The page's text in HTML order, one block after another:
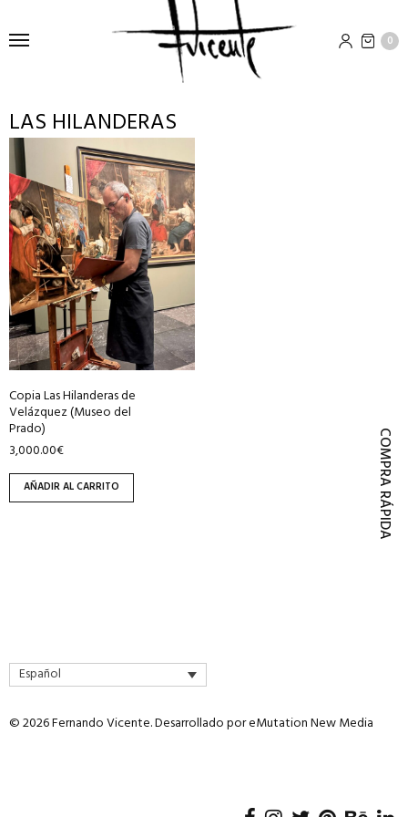
0
LAS HILANDERAS
Copia Las Hilanderas de
Velázquez (Museo del
Prado)
3,000.00€
AÑADIR AL CARRITO COMPRA RÁPIDA
Español
© 2026 Fernando Vicente. Desarrollado poreMutation New Media